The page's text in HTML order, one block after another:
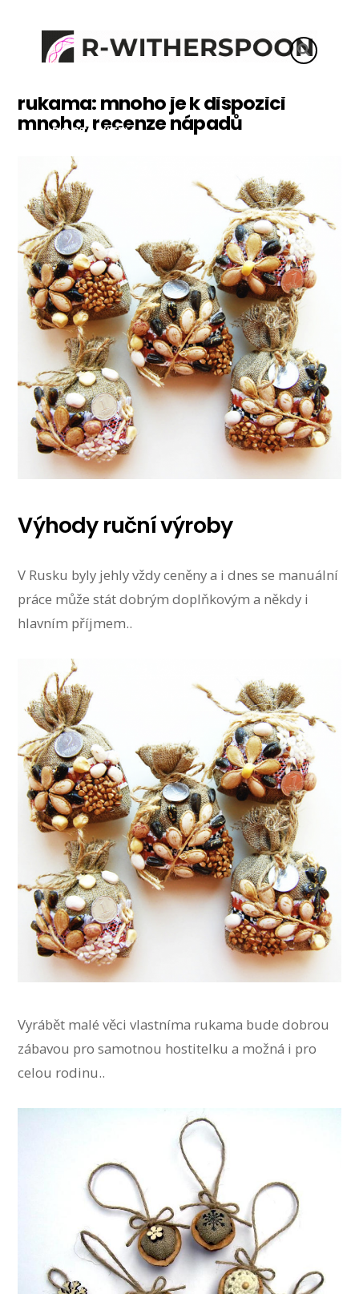
POSTAVITEV
UŽITEČNÉ TIPY
rukama: mnoho je k dispozici
mnoha, recenze nápadů
Výhody ruční výroby
V Rusku byly jehly vždy ceněny a i dnes se manuální
práce může stát dobrým doplňkovým a někdy i
hlavním příjmem..
Vyrábět malé věci vlastníma rukama bude dobrou
zábavou pro samotnou hostitelku a možná i pro
celou rodinu..